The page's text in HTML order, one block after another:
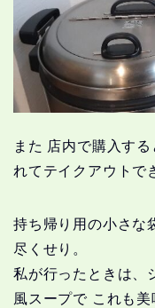
また 店内で購入す
れてテイクアウトで
持ち帰り用の小さな
尽くせり。
私が行ったときは、
風スープで これも美